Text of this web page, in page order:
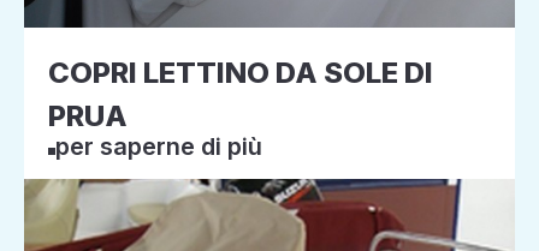
COPRI LETTINO DA SOLE DI
PRUA
per saperne di più